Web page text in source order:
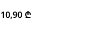
10,90 ₾